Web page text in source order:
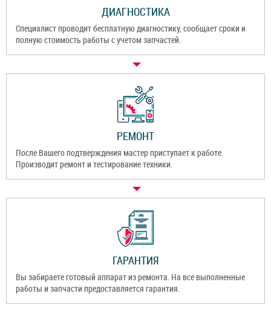
ДИАГНОСТИКА
Специалист проводит бесплатную диагностику, сообщает сроки и
полную стоимость работы с учетом запчастей.
РЕМОНТ
После Вашего подтверждения мастер приступает к работе.
Производит ремонт и тестирование техники.
ГАРАНТИЯ
Вы забираете готовый аппарат из ремонта. На все выполненные
работы и запчасти предоставляется гарантия.